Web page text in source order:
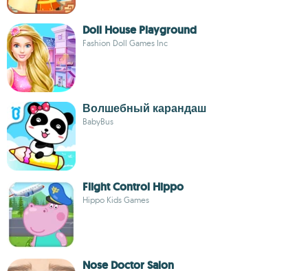
Doll House Playground
Fashion Doll Games Inc
Волшебный карандаш
BabyBus
Flight Control Hippo
Hippo Kids Games
Nose Doctor Salon